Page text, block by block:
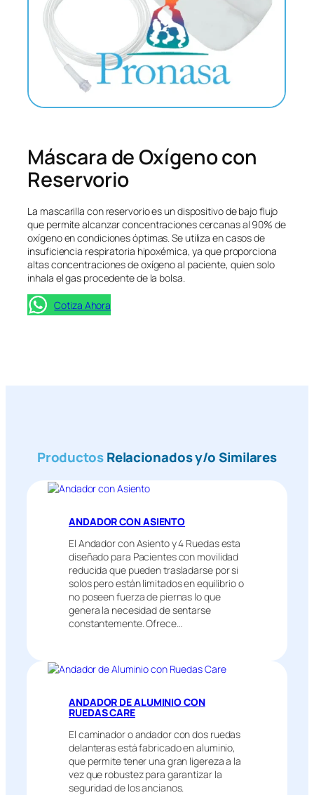
Máscara de Oxígeno con
Reservorio
La mascarilla con reservorio es un dispositivo de bajo flujo
que permite alcanzar concentraciones cercanas al 90% de
oxígeno en condiciones óptimas. Se utiliza en casos de
insuficiencia respiratoria hipoxémica, ya que proporciona
altas concentraciones de oxígeno al paciente, quien solo
inhala el gas procedente de la bolsa.
Cotiza Ahora
ProductosRelacionados y/o Similares
ANDADOR CON ASIENTO
El Andador con Asiento y 4 Ruedas esta
diseñado para Pacientes con movilidad
reducida que pueden trasladarse por si
solos pero están limitados en equilibrio o
no poseen fuerza de piernas lo que
genera la necesidad de sentarse
constantemente. Ofrece…
ANDADOR DE ALUMINIO CON
RUEDAS CARE
El caminador o andador con dos ruedas
delanteras está fabricado en aluminio,
que permite tener una gran ligereza a la
vez que robustez para garantizar la
seguridad de los ancianos.